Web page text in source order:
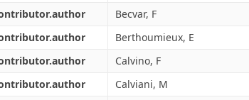
Becvar, F
Berthoumieux, E
Calvino, F
Calviani, M